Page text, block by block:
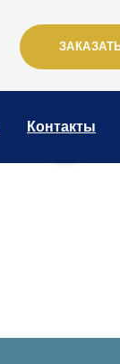
Контакты